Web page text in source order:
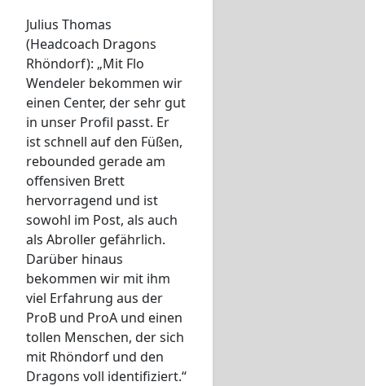
Julius Thomas
(Headcoach Dragons
Rhöndorf): „Mit Flo
Wendeler bekommen wir
einen Center, der sehr gut
in unser Profil passt. Er
ist schnell auf den Füßen,
rebounded gerade am
offensiven Brett
hervorragend und ist
sowohl im Post, als auch
als Abroller gefährlich.
Darüber hinaus
bekommen wir mit ihm
viel Erfahrung aus der
ProB und ProA und einen
tollen Menschen, der sich
mit Rhöndorf und den
Dragons voll identifiziert.“